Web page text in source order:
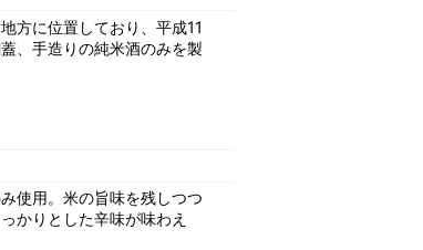
方に位置しており、平成11
、手造りの純米酒のみを製
使用。米の旨味を残しつつ
かりとした辛味が味わえ